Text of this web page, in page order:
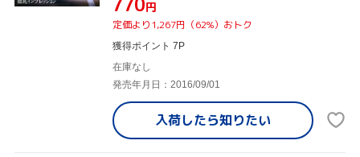
円
定価より1,267円（62%）おトク
獲得ポイント 7P
在庫なし
発売年月日：2016/09/01
入荷したら知りたい